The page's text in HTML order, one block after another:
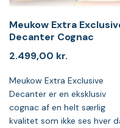
Meukow Extra
Decanter Cognac
2.499,00 kr.
Meukow Extra Exclusive
Decanter er en eksklusiv
cognac af en helt særlig
kvalitet som ikke ses hver